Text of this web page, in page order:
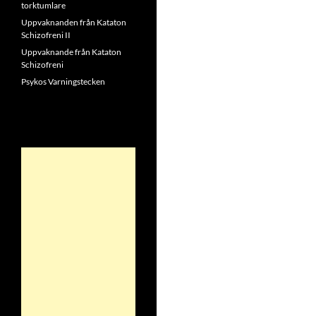
torktumlare
Uppvaknanden från Kataton
Schizofreni II
Uppvaknande från Kataton
Schizofreni
Psykos Varningstecken